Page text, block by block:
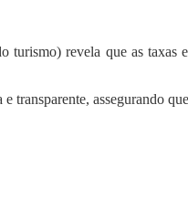
revela que as taxas
transparente, assegurando